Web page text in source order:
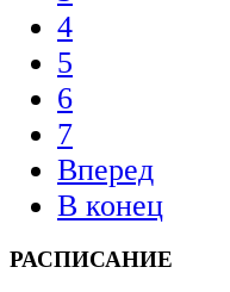
4
5
6
7
Вперед
В конец
РАСПИСАНИЕ